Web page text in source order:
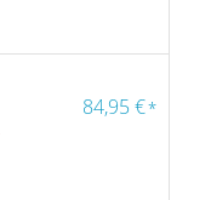
84,95€*